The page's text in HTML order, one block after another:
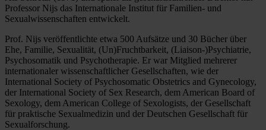
Professor Nijs das Internationale Institut für Familien- und
Sexualwissenschaften entwickelt.
Prof. Nijs veröffentlichte etwa 500 Aufsätze und 30 Bücher über
Ehe, Familie, Sexualität, (Un)Fruchtbarkeit, (Liaison-)Psychiatrie,
Psychosomatik und Psychotherapie. Er war Mitglied mehrerer
internationaler wissenschaftlicher Gesellschaften, wie der
International Society of Psychosomatic Obstetrics and Gynecology,
der International Society of Sex Research, dem American Board of
Sexology, dem American College of Sexologists, der Gesellschaft
für praktische Sexualmedizin und der Deutschen Gesellschaft für
Sexualforschung.